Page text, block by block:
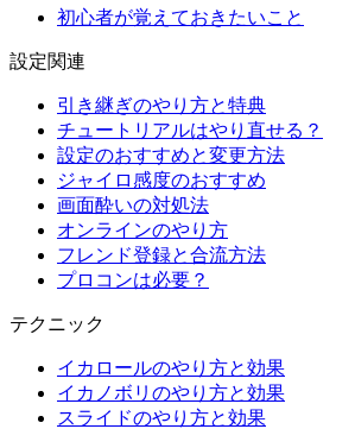
初心者が覚えておきたいこと
設定関連
引き継ぎのやり方と特典
チュートリアルはやり直せる？
設定のおすすめと変更方法
ジャイロ感度のおすすめ
画面酔いの対処法
オンラインのやり方
フレンド登録と合流方法
プロコンは必要？
テクニック
イカロールのやり方と効果
イカノボリのやり方と効果
スライドのやり方と効果